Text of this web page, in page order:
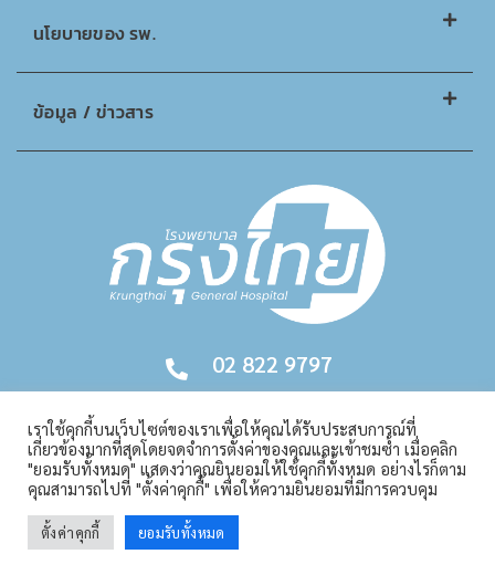
นโยบายของ รพ.
ข้อมูล / ข่าวสาร
02 822 9797
Copyright © 2026. All Rights Reserved | Krungthai Hospital
สายด่วน 02 822 9797
เราใช้คุกกี้บนเว็บไซต์ของเราเพื่อให้คุณได้รับประสบการณ์ที่
เกี่ยวข้องมากที่สุดโดยจดจำการตั้งค่าของคุณและเข้าชมซ้ำ เมื่อคลิก
"ยอมรับทั้งหมด" แสดงว่าคุณยินยอมให้ใช้คุกกี้ทั้งหมด อย่างไรก็ตาม
คุณสามารถไปที่ "ตั้งค่าคุกกี้" เพื่อให้ความยินยอมที่มีการควบคุม
ตั้งค่าคุกกี้ ยอมรับทั้งหมด